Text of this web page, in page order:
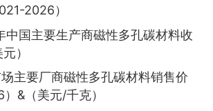
2026）
国主要生产商磁性多孔碳材料收
）
主要厂商磁性多孔碳材料销售价
&（美元/千克）